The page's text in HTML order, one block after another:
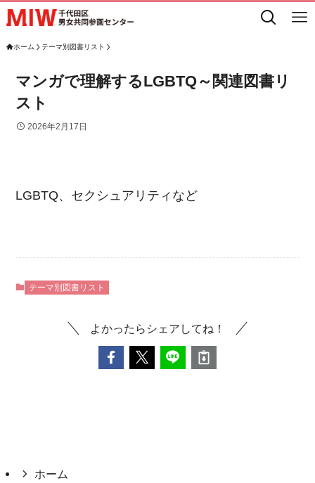
ホーム テーマ別図書リスト
マンガで理解するLGBTQ～関連図書リ
スト
2026年2月17日
LGBTQ、セクシュアリティなど
テーマ別図書リスト
よかったらシェアしてね！
ホーム